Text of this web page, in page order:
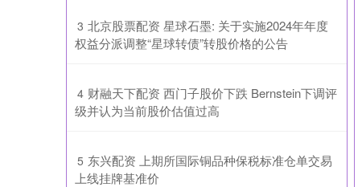
3 ​北京股票配资 星球石墨: 关于实施2024年年度
权益分派调整“星球转债”转股价格的公告
4 ​财融天下配资 西门子股价下跌 Bernstein下调评
级并认为当前股价估值过高
5 ​东兴配资 上期所国际铜品种保税标准仓单交易
上线挂牌基准价